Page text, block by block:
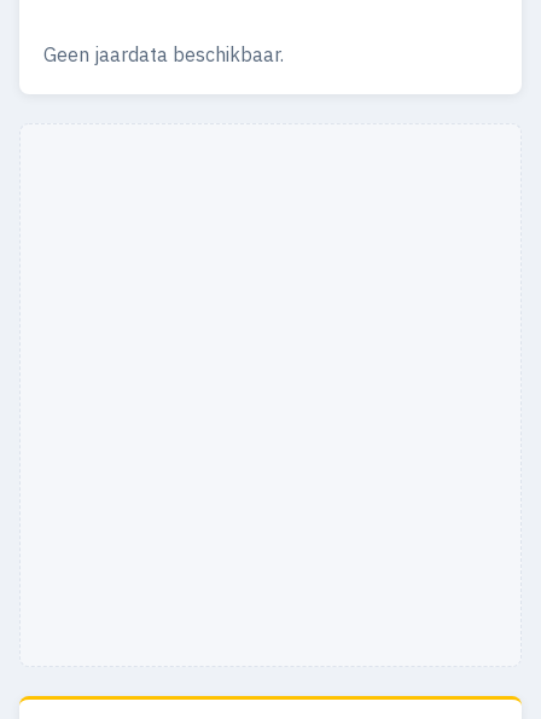
Geen jaardata beschikbaar.